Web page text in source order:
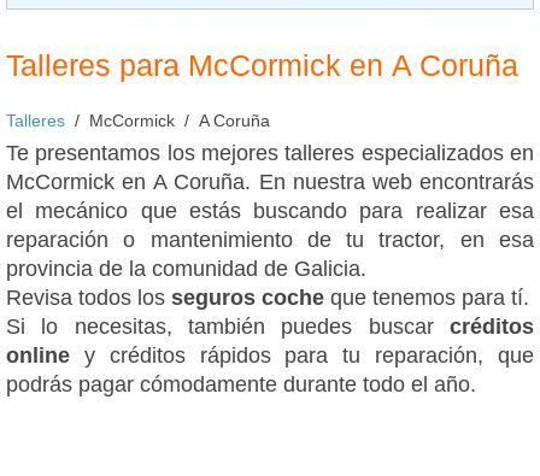
Talleres para McCormick en A Coruña
Talleres McCormick A Coruña
Te presentamos los mejores talleres especializados en
McCormick en A Coruña. En nuestra web encontrarás
el mecánico que estás buscando para realizar esa
reparación o mantenimiento de tu tractor, en esa
provincia de la comunidad de Galicia.
Revisa todos los seguros coche que tenemos para tí.
Si lo necesitas, también puedes buscar créditos
online y créditos rápidos para tu reparación, que
podrás pagar cómodamente durante todo el año.